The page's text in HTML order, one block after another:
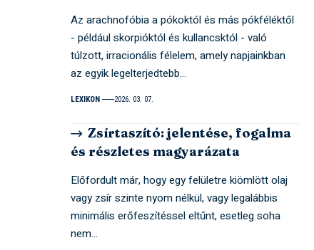
Az arachnofóbia a pókoktól és más pókféléktől
- például skorpióktól és kullancsktól - való
túlzott, irracionális félelem, amely napjainkban
az egyik legelterjedtebb…
LEXIKON 2026. 03. 07.
Zsírtaszító: jelentése, fogalma
és részletes magyarázata
Előfordult már, hogy egy felületre kiömlött olaj
vagy zsír szinte nyom nélkül, vagy legalábbis
minimális erőfeszítéssel eltűnt, esetleg soha
nem…